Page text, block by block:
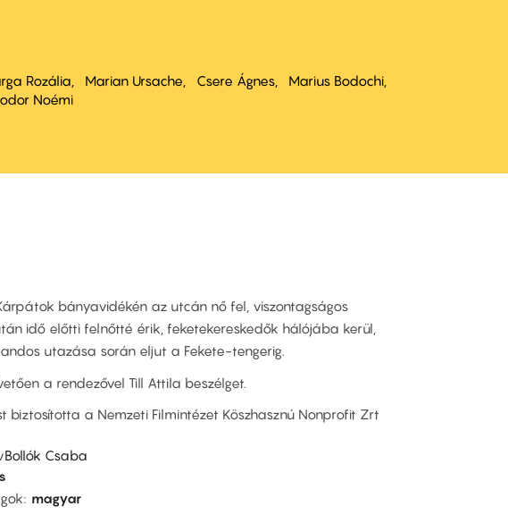
Rozália Marian Ursache Csere Ágnes
Marius Bodochi
Noémi
bányavidékén az utcán nő fel, viszontagságos
idő előtti felnőtté érik, feketekereskedők hálójába kerül,
utazása során eljut a Fekete-tengerig.
a rendezővel Till Attila beszélget.
biztosította a Nemzeti Filmintézet Köszhasznú Nonprofit Zrt
Bollók Csaba
magyar